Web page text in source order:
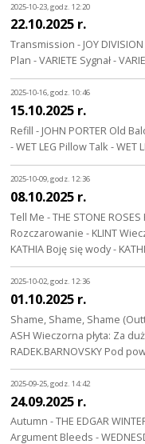
2025-10-23, godz. 12:20
22.10.2025 r.
Transmission - JOY
Plan - VARIETE Sygnał -
2025-10-16, godz. 10:46
15.10.2025 r.
Refill - JOHN PORTER Old
- WET LEG Pillow Talk - WET
2025-10-09, godz. 12:36
08.10.2025 r.
Tell Me - THE STONE
Rozczarowanie - KLINT
KATHIA Boję się wody -
2025-10-02, godz. 12:36
01.10.2025 r.
Shame, Shame, Shame
ASH Wieczorna płyta: Za
RADEK.BARNOVSKY Pod
2025-09-25, godz. 14:42
24.09.2025 r.
Autumn - THE EDGAR
Argument Bleeds -